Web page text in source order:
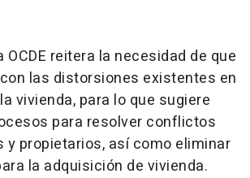
OCDE reitera la necesidad de que
las distorsiones existentes en
vivienda, para lo que sugiere
para resolver conflictos
y propietarios, así como eliminar
la adquisición de vivienda.